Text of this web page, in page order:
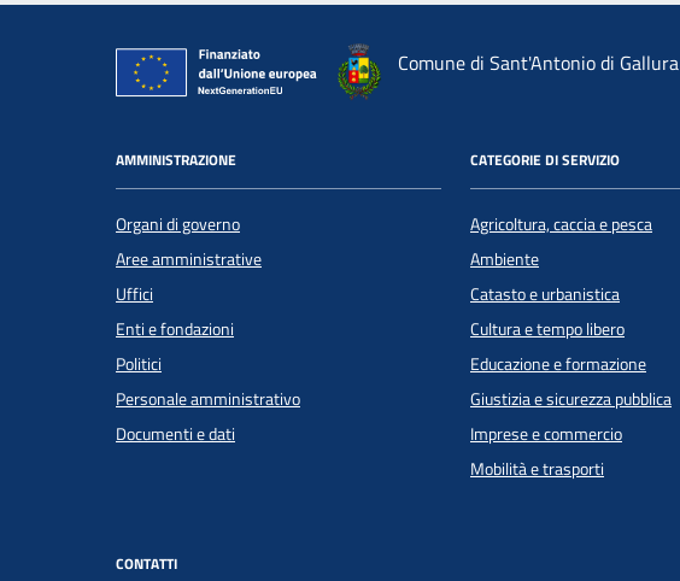
Comune di Sant'Antonio di Gallura
AMMINISTRAZIONE
Organi di governo
Aree amministrative
Uffici
Enti e fondazioni
Politici
Personale amministrativo
Documenti e dati
CATEGORIE DI SERVIZIO
Agricoltura, caccia e pesca
Ambiente
Catasto e urbanistica
Cultura e tempo libero
Educazione e formazione
Giustizia e sicurezza pubblica
Imprese e commercio
Mobilità e trasporti
CONTATTI